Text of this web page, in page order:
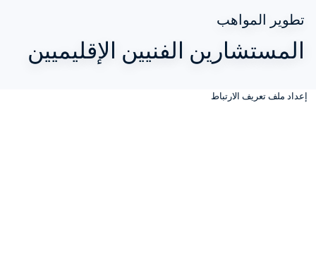
تطوير المواهب
المستشارين الفنيين الإقليميين
إعداد ملف تعريف الارتباط